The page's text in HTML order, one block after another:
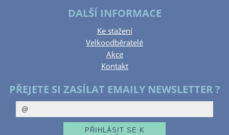
DALŠÍ INFORMACE
Ke stažení
Velkoodběratelé
Akce
Kontakt
PŘEJETE SI ZASÍLAT EMAILY NEWSLETTER ?